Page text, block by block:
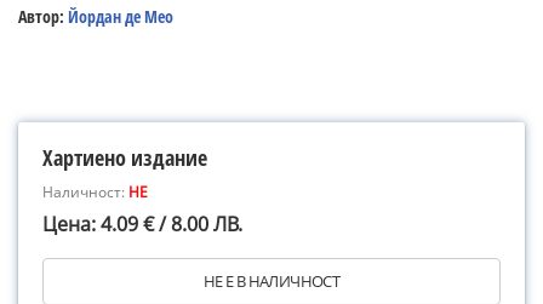
Автор: Йордан де Мео
Хартиено издание
Наличност: НЕ
Цена: 4.09 € / 8.00 ЛВ.
НЕ Е В НАЛИЧНОСТ